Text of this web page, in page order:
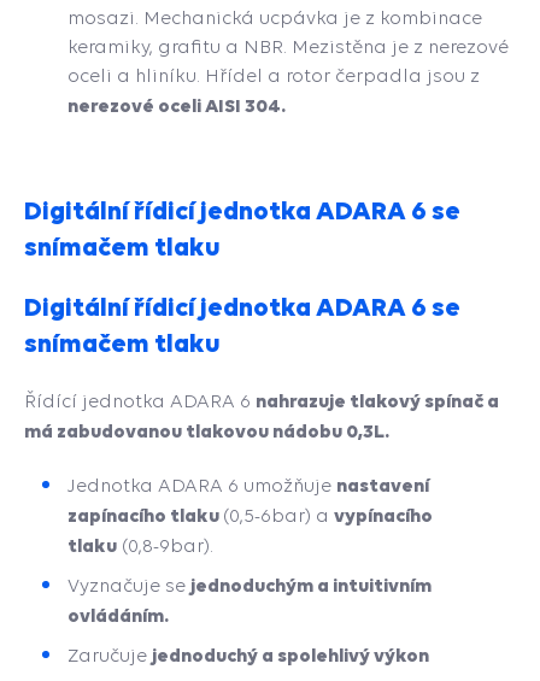
mosazi. Mechanická ucpávka je z kombinace
keramiky, grafitu a NBR. Mezistěna je z nerezové
oceli a hliníku. Hřídel a rotor čerpadla jsou z
nerezové oceli AISI 304.
Digitální řídicí jednotka ADARA 6 se
snímačem tlaku
Digitální řídicí jednotka ADARA 6 se
snímačem tlaku
Řídící jednotka ADARA 6 nahrazuje tlakový spínač a
má zabudovanou tlakovou nádobu 0,3L.
Jednotka ADARA 6 umožňuje nastavení
zapínacího tlaku (0,5-6bar) a vypínacího
tlaku (0,8-9bar).
Vyznačuje se jednoduchým a intuitivním
ovládáním.
Zaručuje jednoduchý a spolehlivý výkon